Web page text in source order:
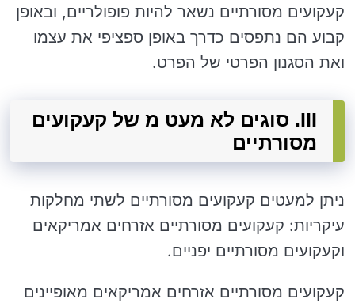
קעקועים מסורתיים נשאר להיות פופולריים, ובאופן
קבוע הם נתפסים כדרך באופן ספציפי את עצמו
ואת הסגנון הפרטי של הפרט.
III. סוגים לא מעט מ של קעקועים
מסורתיים
ניתן למעטים קעקועים מסורתיים לשתי מחלקות
עיקריות: קעקועים מסורתיים אזרחים אמריקאים
וקעקועים מסורתיים יפניים.
קעקועים מסורתיים אזרחים אמריקאים מאופיינים